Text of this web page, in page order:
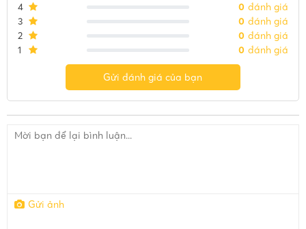
4
0 đánh giá
3
0 đánh giá
2
0 đánh giá
1
0 đánh giá
Gửi đánh giá của bạn
Gửi ảnh